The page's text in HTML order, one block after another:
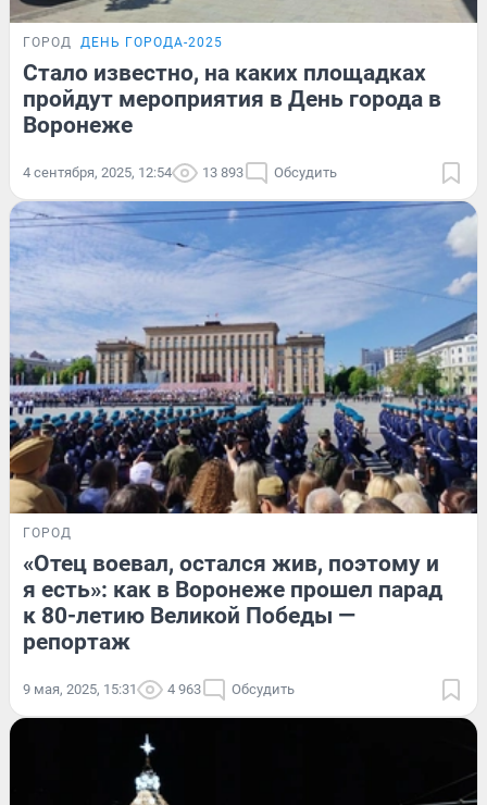
ГОРОД ДЕНЬ ГОРОДА-2025
Стало известно, на каких площадках
пройдут мероприятия в День города в
Воронеже
4 сентября, 2025, 12:54 13 893 Обсудить
ГОРОД
«Отец воевал, остался жив, поэтому и
я есть»: как в Воронеже прошел парад
к 80-летию Великой Победы —
репортаж
9 мая, 2025, 15:31 4 963 Обсудить